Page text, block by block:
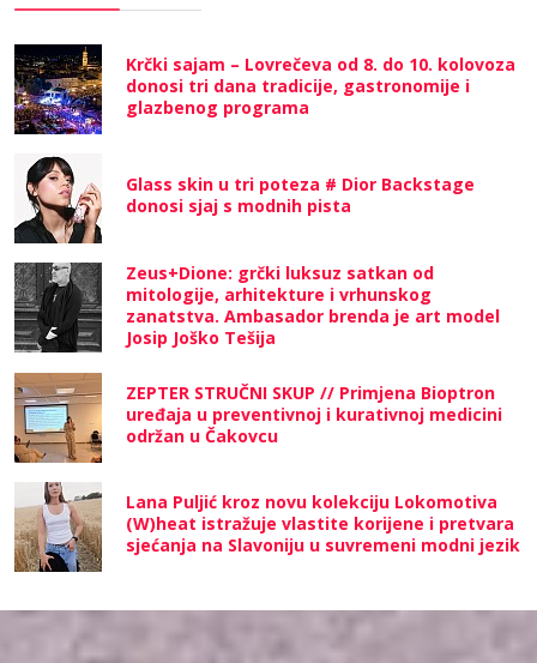
Krčki sajam – Lovrečeva od 8. do 10. kolovoza
donosi tri dana tradicije, gastronomije i
glazbenog programa
Glass skin u tri poteza # Dior Backstage
donosi sjaj s modnih pista
Zeus+Dione: grčki luksuz satkan od
mitologije, arhitekture i vrhunskog
zanatstva. Ambasador brenda je art model
Josip Joško Tešija
ZEPTER STRUČNI SKUP // Primjena Bioptron
uređaja u preventivnoj i kurativnoj medicini
održan u Čakovcu
Lana Puljić kroz novu kolekciju Lokomotiva
(W)heat istražuje vlastite korijene i pretvara
sjećanja na Slavoniju u suvremeni modni jezik